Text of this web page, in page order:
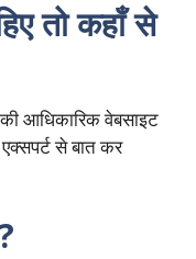
तो कहाँ से
आधिकारिक वेबसाइट
से बात कर